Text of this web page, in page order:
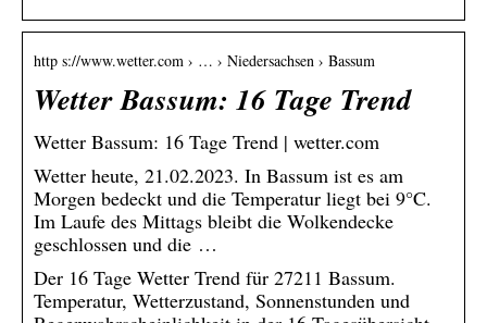
http s://www.wetter.com › … › Niedersachsen › Bassum
Wetter Bassum: 16 Tage Trend
Wetter Bassum: 16 Tage Trend | wetter.com
Wetter heute, 21.02.2023. In Bassum ist es am
Morgen bedeckt und die Temperatur liegt bei 9°C.
Im Laufe des Mittags bleibt die Wolkendecke
geschlossen und die …
Der 16 Tage Wetter Trend für 27211 Bassum.
Temperatur, Wetterzustand, Sonnenstunden und